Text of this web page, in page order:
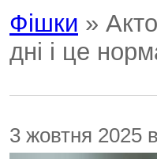
Фішки »
дні і це
3 жовтня 2025